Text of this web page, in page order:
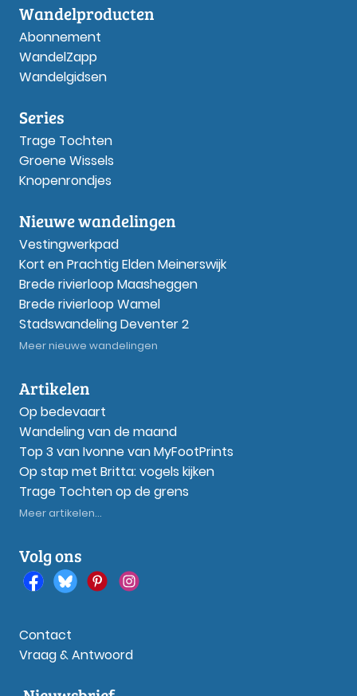
Wandelproducten
Abonnement
WandelZapp
Wandelgidsen
Series
Trage Tochten
Groene Wissels
Knopenrondjes
Nieuwe wandelingen
Vestingwerkpad
Kort en Prachtig Elden Meinerswijk
Brede rivierloop Maasheggen
Brede rivierloop Wamel
Stadswandeling Deventer 2
Meer nieuwe wandelingen
Artikelen
Op bedevaart
Wandeling van de maand
Top 3 van Ivonne van MyFootPrints
Op stap met Britta: vogels kijken
Trage Tochten op de grens
Meer artikelen...
Volg ons
Contact
Vraag & Antwoord